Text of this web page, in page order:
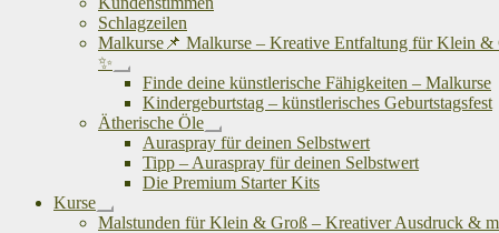
Schlagzeilen
Malkurse📌 Malkurse – Kreative Entfaltung für Klein &
✨
Untermenü
öffnen
Finde deine künstlerische Fähigkeiten – Malkurse
Kindergeburtstag – künstlerisches Geburtstagsfest
Ätherische Öle
Untermenü
öffnen
Auraspray für deinen Selbstwert
Tipp – Auraspray für deinen Selbstwert
Die Premium Starter Kits
Kurse
Untermenü
Malstunden für Klein & Groß – Kreativer Ausdruck &